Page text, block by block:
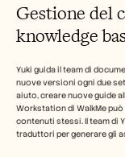
Gestione del
knowledge
Yuki guida il team di
nuove versioni ogni due
aiuto, creare nuove guide
Workstation di WalkMe
contenuti stessi. Il team di
traduttori per generare gli